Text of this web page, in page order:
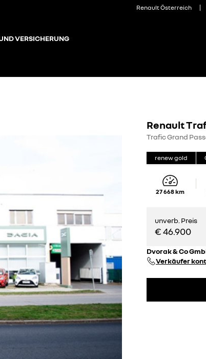
Renault Österreich
VERSICHERUNG
Renault
Trafic Grand
renew gold
27 668km
unverb. Preis
€ 46.900
Dvorak & Co
Verkäufer